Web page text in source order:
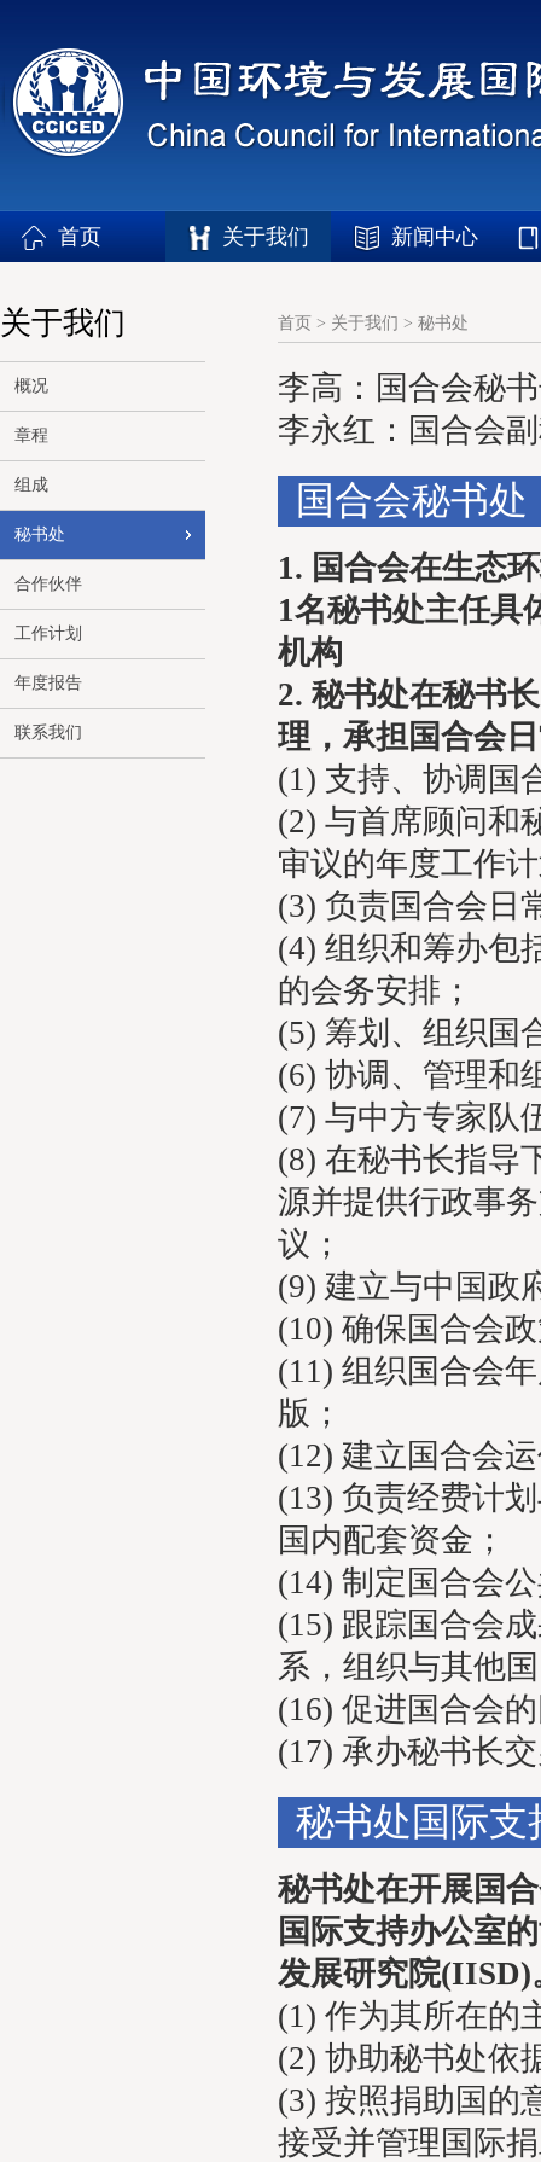
首页 关于我们 新闻中心
关于我们
概况
章程
组成
秘书处
合作伙伴
工作计划
年度报告
联系我们
首页 > 关于我们 > 秘书处
李高：国合会秘
李永红：国合会
国合会秘书处
1. 国合会在生态
1名秘书处主任具
机构
2. 秘书处在秘书
理，承担国合会
(1) 支持、协调国
(2) 与首席顾问和
审议的年度工作
(3) 负责国合会日
(4) 组织和筹办包
的会务安排；
(5) 筹划、组织国
(6) 协调、管理和
(7) 与中方专家队
(8) 在秘书长指导
源并提供行政事
议；
(9) 建立与中国政
(10) 确保国合会
(11) 组织国合会
版；
(12) 建立国合会
(13) 负责经费计
国内配套资金；
(14) 制定国合会
(15) 跟踪国合会
系，组织与其他
(16) 促进国合会
(17) 承办秘书长
秘书处国际支
秘书处在开展国
国际支持办公室
发展研究院(IISD)
(1) 作为其所在的
(2) 协助秘书处依
(3) 按照捐助国的
接受并管理国际